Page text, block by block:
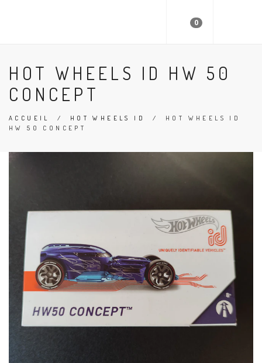
0
HOT WHEELS ID HW 50
CONCEPT
ACCUEIL / HOT WHEELS ID / HOT WHEELS ID
HW 50 CONCEPT